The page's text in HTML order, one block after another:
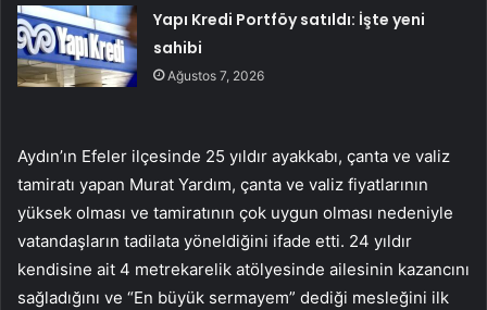
Yapı Kredi Portföy satıldı: İşte yeni
sahibi
Ağustos 7, 2026
Aydın’ın Efeler ilçesinde 25 yıldır ayakkabı, çanta ve valiz
tamiratı yapan Murat Yardım, çanta ve valiz fiyatlarının
yüksek olması ve tamiratının çok uygun olması nedeniyle
vatandaşların tadilata yöneldiğini ifade etti. 24 yıldır
kendisine ait 4 metrekarelik atölyesinde ailesinin kazancını
sağladığını ve “En büyük sermayem” dediği mesleğini ilk